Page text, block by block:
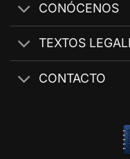
CONÓCENOS
TEXTOS
CONTACTO